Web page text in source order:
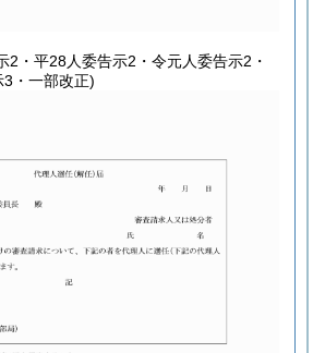
2・平28人委告示2・令元人委告示2・
・一部改正)